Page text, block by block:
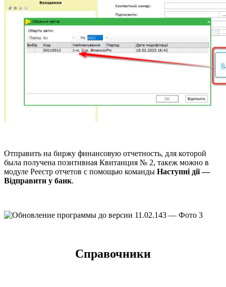
Отправить на биржу финансовую отчетность, для которой
была получена позитивная Квитанция № 2, такеж можно в
модуле Реестр отчетов с помощью команды Наступні дії —
Відправити у банк.
Справочники